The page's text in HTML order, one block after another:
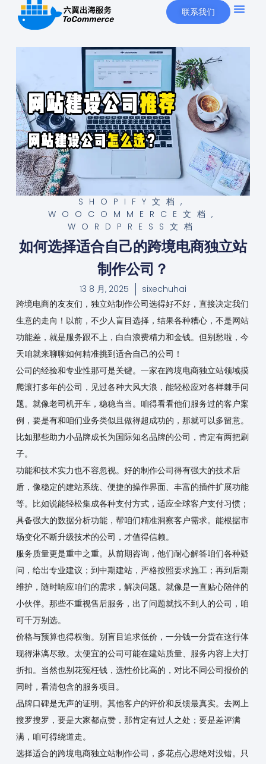
联系我们
SHOPIFY文档 ,
WOOCOMMERCE文档 ,
WORDPRESS文档
如何选择适合自己的跨境电商独立站
制作公司？
13 8 月, 2025
sixechuhai
跨境电商的友友们，独立站制作公司选得好不好，直接决定我们
生意的走向！以前，不少人盲目选择，结果各种糟心，不是网站
功能差，就是服务跟不上，白白浪费精力和金钱。但别愁啦，今
天咱就来聊聊如何精准挑到适合自己的公司！
公司的经验和专业性那可是关键。一家在跨境电商独立站领域摸
爬滚打多年的公司，见过各种大风大浪，能轻松应对各样棘手问
题。就像老司机开车，稳稳当当。咱得看看他们服务过的客户案
例，要是有和咱们业务类似且做得超成功的，那就可以多留意。
比如那些助力小品牌成长为国际知名品牌的公司，肯定有两把刷
子。
功能和技术实力也不容忽视。好的制作公司得有强大的技术后
盾，像稳定的建站系统、便捷的操作界面、丰富的插件扩展功能
等。比如说能轻松集成各种支付方式，适应全球客户支付习惯；
具备强大的数据分析功能，帮咱们精准洞察客户需求。能根据市
场变化不断升级技术的公司，才值得信赖。
服务质量更是重中之重。从前期咨询，他们耐心解答咱们各种疑
问，给出专业建议；到中期建站，严格按照要求施工；再到后期
维护，随时响应咱们的需求，解决问题。就像是一直贴心陪伴的
小伙伴。那些不重视售后服务，出了问题就找不到人的公司，咱
可千万别选。
价格与预算也得权衡。别盲目追求低价，一分钱一分货在这行体
现得淋漓尽致。太便宜的公司可能在建站质量、服务内容上大打
折扣。当然也别花冤枉钱，选性价比高的，对比不同公司报价的
同时，看清包含的服务项目。
品牌口碑是无声的证明。其他客户的评价和反馈最真实。去网上
搜罗搜罗，要是大家都点赞，那肯定有过人之处；要是差评满
满，咱可得绕道走。
选择适合的跨境电商独立站制作公司，多花点心思绝对没错。只